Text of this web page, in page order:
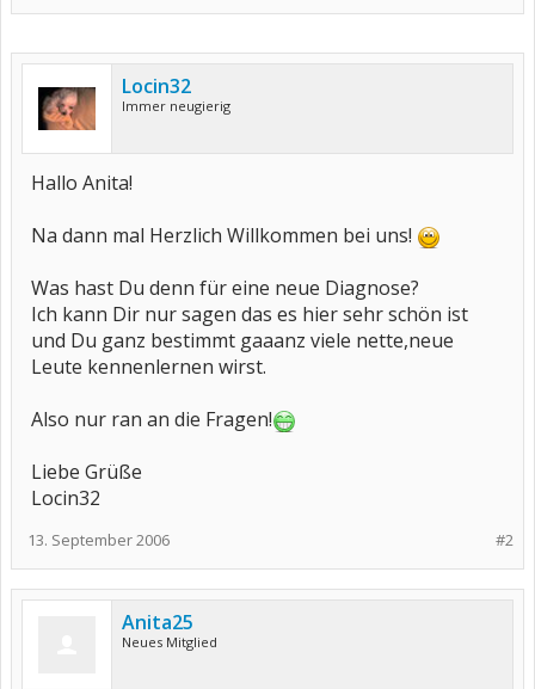
Locin32
Immer neugierig
Hallo Anita!
Na dann mal Herzlich Willkommen bei uns!
Was hast Du denn für eine neue Diagnose?
Ich kann Dir nur sagen das es hier sehr schön ist
und Du ganz bestimmt gaaanz viele nette,neue
Leute kennenlernen wirst.
Also nur ran an die Fragen!
Liebe Grüße
Locin32
#2
13. September 2006
Anita25
Neues Mitglied